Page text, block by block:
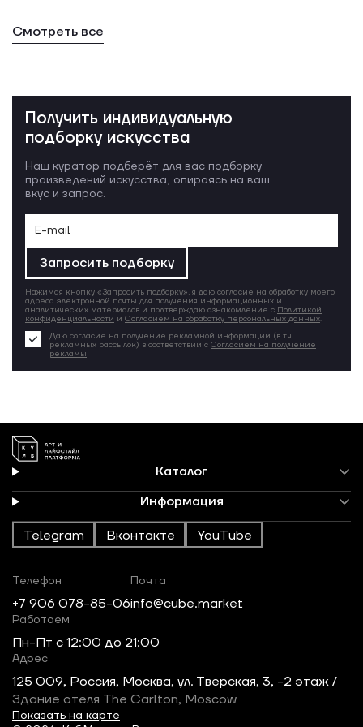
Смотреть все
Получить индивидуальную
подборку искусства
Наш куратор подберёт для вас подборку
произведений искусства, опираясь на ваш
вкус и запрос.
Запросить подборку
Нажимая кнопку «Запросить подборку», я даю согласие на обработку моего
адреса электронной почты для получения информационных и
аналитических материалов и подтверждаю ознакомление с Политикой
конфиденциальности и Согласием на обработку персональных данных.
Даю согласие на получение рекламной информации (в т.ч.
рекламных рассылок) в соответствии с Согласием на получение
рекламы
Каталог
Информация
Telegram Вконтакте YouTube
Телефон
+7 906 078-85-06
Почта
info@cube.market
Работаем
Пн-Пт c 12:00 до 21:00
Адрес
125 009, Россия, Москва, ул. Тверская, 3, -2 этаж /
Здание отеля The Carlton, Moscow
Показать на карте